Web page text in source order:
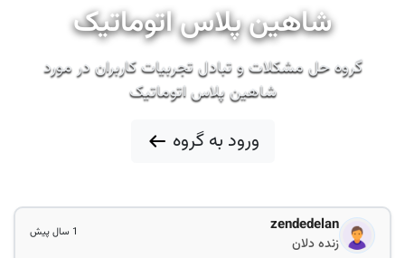
شاهین پلاس اتوماتیک
گروه حل مشکلات و تبادل تجربیات کاربران در مورد
شاهین پلاس اتوماتیک
ورود به گروه
zendedelan
زنده دلان
1 سال پیش